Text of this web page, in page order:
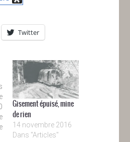
Twitter
Gisement épuisé, mine
de rien
14 novembre 2016
Dans "Articles"